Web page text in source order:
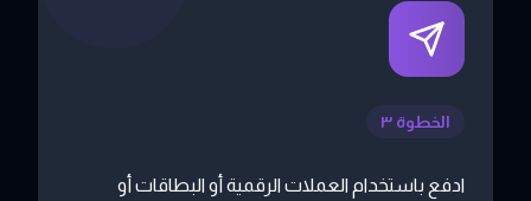
الخطوة ٣
ادفع باستخدام العملات الرقمية أو البطاقات أو